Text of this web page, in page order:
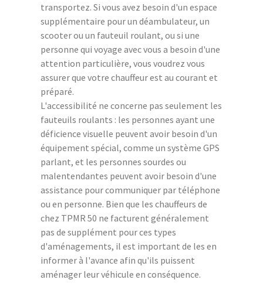
transportez. Si vous avez besoin d'un espace
supplémentaire pour un déambulateur, un
scooter ou un fauteuil roulant, ou si une
personne qui voyage avec vous a besoin d'une
attention particulière, vous voudrez vous
assurer que votre chauffeur est au courant et
préparé.
L'accessibilité ne concerne pas seulement les
fauteuils roulants : les personnes ayant une
déficience visuelle peuvent avoir besoin d'un
équipement spécial, comme un système GPS
parlant, et les personnes sourdes ou
malentendantes peuvent avoir besoin d'une
assistance pour communiquer par téléphone
ou en personne. Bien que les chauffeurs de
chez TPMR 50 ne facturent généralement
pas de supplément pour ces types
d'aménagements, il est important de les en
informer à l'avance afin qu'ils puissent
aménager leur véhicule en conséquence.